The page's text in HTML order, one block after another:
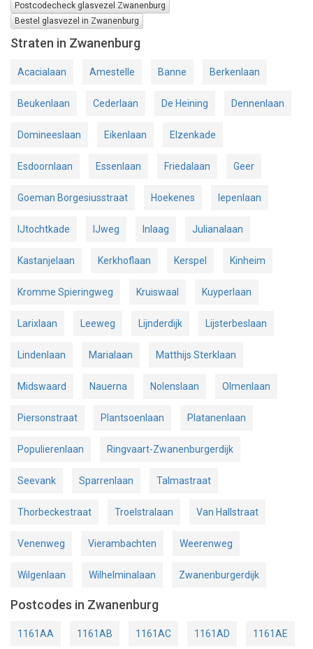
Postcodecheck glasvezel Zwanenburg
Bestel glasvezel in Zwanenburg
Straten in Zwanenburg
Acacialaan Amestelle Banne Berkenlaan
Beukenlaan Cederlaan De Heining Dennenlaan
Domineeslaan Eikenlaan Elzenkade
Esdoornlaan Essenlaan Friedalaan Geer
Goeman Borgesiusstraat Hoekenes Iepenlaan
IJtochtkade IJweg Inlaag Julianalaan
Kastanjelaan Kerkhoflaan Kerspel Kinheim
Kromme Spieringweg Kruiswaal Kuyperlaan
Larixlaan Leeweg Lijnderdijk Lijsterbeslaan
Lindenlaan Marialaan Matthijs Sterklaan
Midswaard Nauerna Nolenslaan Olmenlaan
Piersonstraat Plantsoenlaan Platanenlaan
Populierenlaan Ringvaart-Zwanenburgerdijk
Seevank Sparrenlaan Talmastraat
Thorbeckestraat Troelstralaan Van Hallstraat
Venenweg Vierambachten Weerenweg
Wilgenlaan Wilhelminalaan Zwanenburgerdijk
Postcodes in Zwanenburg
1161AA 1161AB 1161AC 1161AD 1161AE